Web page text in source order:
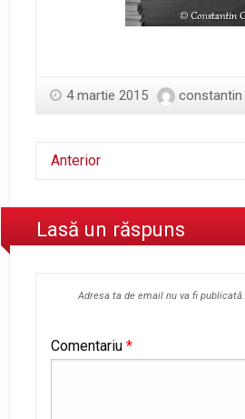
4 martie 2015 constantin
Anterior
Lasă un răspuns
Adresa ta de email nu va fi publicată.
Comentariu *